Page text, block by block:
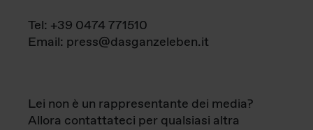
Tel: +39 0474 771510
Email: press@dasganzeleben.it
Lei non è un rappresentante dei media?
Allora contattateci per qualsiasi altra